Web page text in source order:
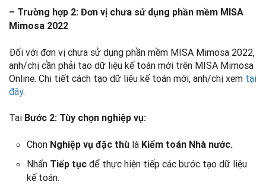
– Trường hợp 2: Đơn vị chưa sử dụng phần mềm MISA
Mimosa 2022
Đối với đơn vị chưa sử dụng phần mềm MISA Mimosa 2022,
anh/chị cần phải tạo dữ liệu kế toán mới trên MISA Mimosa
Online. Chi tiết cách tạo dữ liệu kế toán mới, anh/chị xem tại
đây.
Tại Bước 2: Tùy chọn nghiệp vụ:
Chọn Nghiệp vụ đặc thù là Kiểm toán Nhà nước.
Nhấn Tiếp tục để thực hiện tiếp các bước tạo dữ liệu
kế toán.